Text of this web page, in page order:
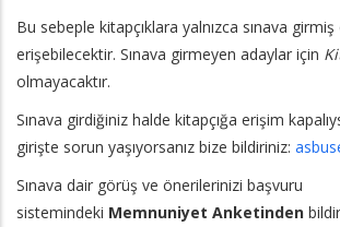
Bu sebeple kitapçıklara yalnızca sınava
erişebilecektir. Sınava girmeyen adaylar için
olmayacaktır.
Sınava girdiğiniz halde kitapçığa erişim
girişte sorun yaşıyorsanız bize bildiriniz:
Sınava dair görüş ve önerilerinizi başvuru
sistemindeki Memnuniyet Anketinden